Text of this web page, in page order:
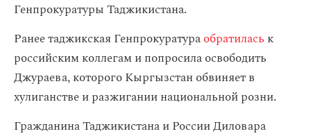
Генпрокуратуры Таджикистана.
Ранее таджикская Генпрокуратураобратилась к
российским коллегам и попросила освободить
Джураева, которого Кыргызстан обвиняет в
хулиганстве и разжигании национальной розни.
Гражданина Таджикистана и России Диловара